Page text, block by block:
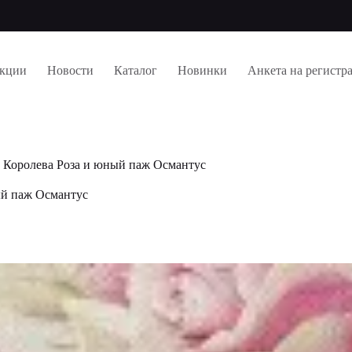
Новости Каталог Новинки Анкета на
Королева Роза и юный паж Османтус
паж Османтус